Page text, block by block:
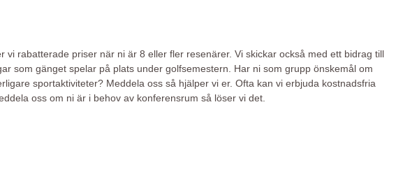
vi rabatterade priser när ni är 8 eller fler resenärer. Vi skickar också med ett bidrag till
som gänget spelar på plats under golfsemestern. Har ni som grupp önskemål om
sportaktiviteter? Meddela oss så hjälper vi er. Ofta kan vi erbjuda kostnadsfria
oss om ni är i behov av konferensrum så löser vi det.